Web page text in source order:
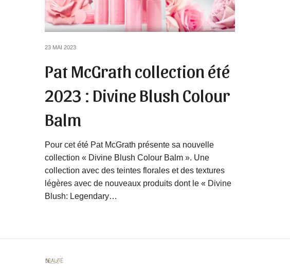
23 MAI 2023
Pat McGrath collection été
2023 : Divine Blush Colour
Balm
Pour cet été Pat McGrath présente sa nouvelle
collection « Divine Blush Colour Balm ». Une
collection avec des teintes florales et des textures
légères avec de nouveaux produits dont le « Divine
Blush: Legendary…